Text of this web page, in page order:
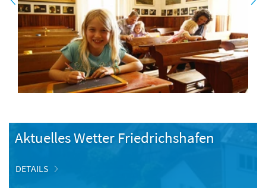
Aktuelles Wetter Friedrichshafen
DETAILS